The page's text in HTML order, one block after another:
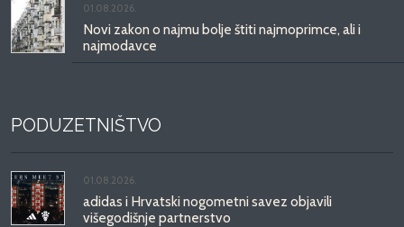
01.08.2026.
Novi zakon o najmu bolje štiti najmoprimce, ali i
najmodavce
PODUZETNIŠTVO
01.08.2026.
adidas i Hrvatski nogometni savez objavili
višegodišnje partnerstvo